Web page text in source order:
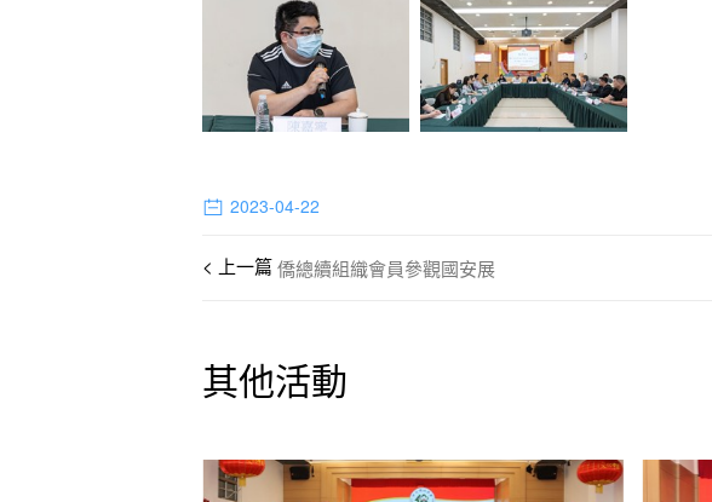
2023-04-22
僑總續組織會員參觀國安展
其他活動